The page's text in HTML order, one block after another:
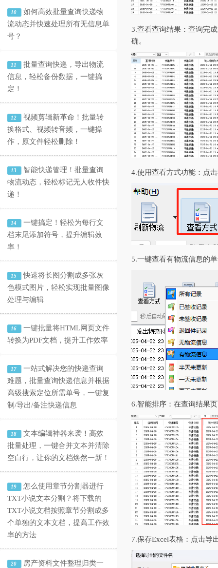
10
如何高效批量查询快递物
流动态并快速处理所有无信息单
号？
11
批量查询快递，导出物流
信息，轻松备份数据，一键搞
定！
12
视频剪辑新革命！批量转
换格式、视频转音频，一键操
作，原文件轻松删除！
13
智能快递管理！批量查询
物流动态，轻松标记无人收件快
递！
14
一键搞定！轻松为每行文
档末尾添加符号，提升编辑效
率！
15
快速将长图分割成多张灰
色模式图片，轻松实现批量图像
处理与编辑
16
一键批量将HTML网页文件
转换为PDF文档，提升工作效率
17
一站式解决您的快递查询
难题，批量查询快递信息并根据
高级搜索定位所需单号，一键复
制/导出/备注快递信息
18
文本编辑神器来袭！高效
批量处理，一键合并文本并清除
空白行，让你的文档焕然一新！
19
怎么使用章节分割器进行
TXT小说文本分割？将下载的
TXT小说文档按照章节分割成多
个单独的文本文档，提高工作效
率的方法
20 房产资料文件整理归类一
3.查看查询结果：查询完
确。
4.使用查看方式功能：点
5.一键查看有物流信息的
6.智能排序：在查询结果
7.保存Excel表格：点击导